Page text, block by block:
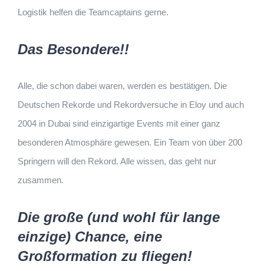
Logistik helfen die Teamcaptains gerne.
Das Besondere!!
Alle, die schon dabei waren, werden es bestätigen. Die
Deutschen Rekorde und Rekordversuche in Eloy und auch
2004 in Dubai sind einzigartige Events mit einer ganz
besonderen Atmosphäre gewesen. Ein Team von über 200
Springern will den Rekord. Alle wissen, das geht nur
zusammen.
Die große (und wohl für lange
einzige) Chance, eine
Großformation zu fliegen!